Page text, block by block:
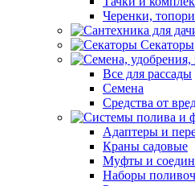
Черенки,
Секаторы
Все для рассады
Семена
Средства от
Адаптеры и
Краны садовые
Муфты и
Наборы